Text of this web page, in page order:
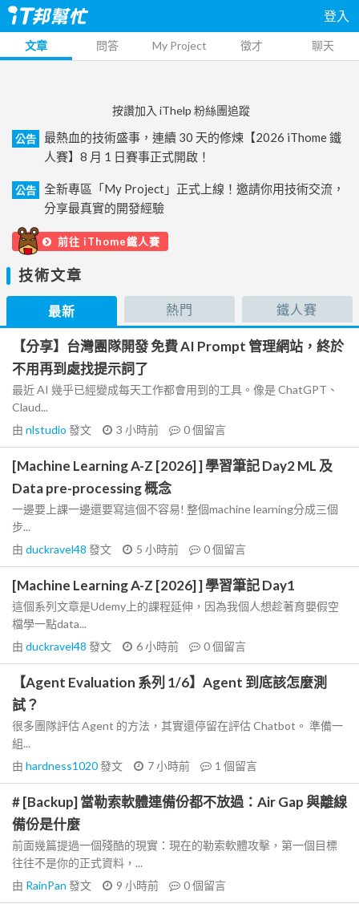
登入
文章 問答 My Project 徵才 聊天
按讚加入 iThelp 粉絲團追蹤
公告
最熱血的技術盛事，連續 30 天的修煉【2026 iThome 鐵
人賽】8 月 1 日賽事正式開啟！
公告
全新專區「My Project」正式上線！邀請你用技術交流，
分享最真實的開發經驗
前往 iThome鐵人賽
技術文章
最新 熱門 鐵人賽
【分享】台灣團隊開發 免費 AI Prompt 管理網站，終於
不用再到處找提示詞了
最近 AI 幾乎已經變成每天工作都會用到的工具。像是 ChatGPT、
Claud...
由 nlstudio 發文 3 小時前 0個留言
[Machine Learning A-Z [2026] ] 學習筆記 Day2 ML 及
Data pre-processing 概念
一邊要上課一邊還要寫這個不容易! 整個machine learning分成三個
步...
由 duckravel48 發文 5 小時前 0個留言
[Machine Learning A-Z [2026] ] 學習筆記 Day1
這個系列文章是Udemy上的課程延伸，因為我個人想趁著育嬰假空
檔學一點data...
由 duckravel48 發文 6 小時前 0個留言
【Agent Evaluation 系列 1/6】Agent 到底該怎麼測
試？
很多團隊評估 Agent 的方法，其實還停留在評估 Chatbot。 準備一
組...
由 hardness1020發文 7 小時前 1 個留言
# [Backup] 當勒索軟體連備份都不放過：Air Gap 與離線
備份是什麼
前面幾篇提過一個殘酷的現實：現在的勒索軟體攻擊，第一個目標
往往不是你的正式資料，...
由 RainPan 發文 9 小時前 0個留言